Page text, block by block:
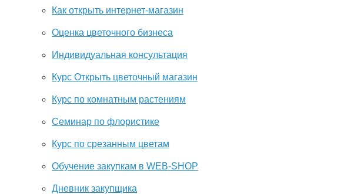
Как открыть интернет-магазин
Оценка цветочного бизнеса
Индивидуальная консультация
Курс Открыть цветочный магазин
Курс по комнатным растениям
Семинар по флористике
Курс по срезанным цветам
Обучение закупкам в WEB-SHOP
Дневник закупщика